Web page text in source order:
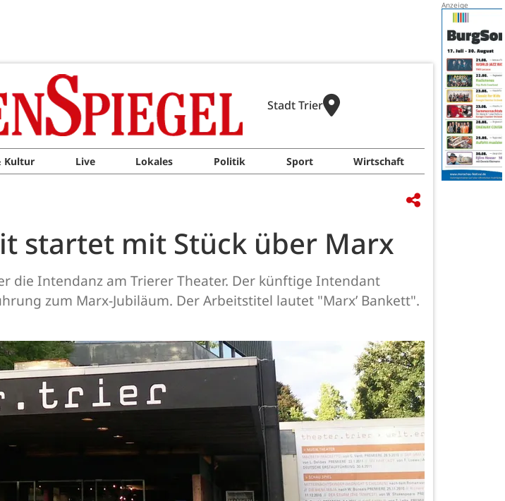
Stadt Trier
Kultur Live Lokales Politik Sport Wirtschaft
startet mit Stück über Marx
die Intendanz am Trierer Theater. Der künftige Intendant
zum Marx-Jubiläum. Der Arbeitstitel lautet "Marx’ Bankett".